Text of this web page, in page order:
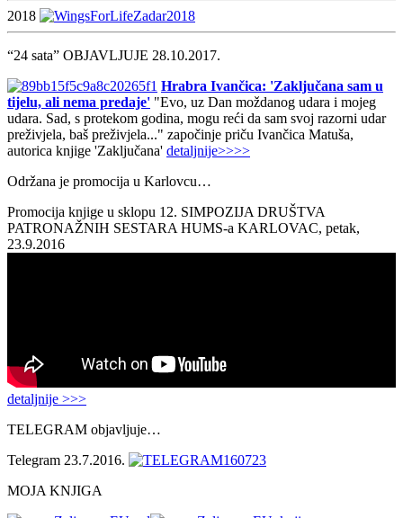
2018
“24 sata” OBJAVLJUJE 28.10.2017.
Hrabra Ivančica: 'Zaključana sam u
tijelu, ali nema predaje' "Evo, uz Dan moždanog udara i mojeg
udara. Sad, s protekom godina, mogu reći da sam svoj razorni udar
preživjela, baš preživjela..." započinje priču Ivančica Matuša,
autorica knjige 'Zaključana' detaljnije>>>>
Održana je promocija u Karlovcu…
Promocija knjige u sklopu 12. SIMPOZIJA DRUŠTVA
PATRONAŽNIH SESTARA HUMS-a KARLOVAC, petak,
23.9.2016
detaljnije >>>
TELEGRAM objavljuje…
Telegram 23.7.2016.
MOJA KNJIGA